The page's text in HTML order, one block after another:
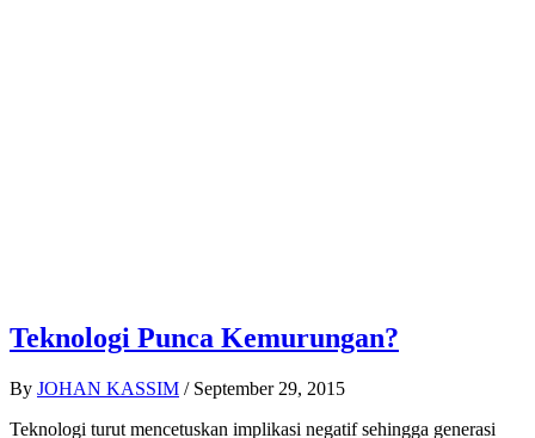
Teknologi Punca Kemurungan?
By JOHAN KASSIM / September 29, 2015
Teknologi turut mencetuskan implikasi negatif sehingga generasi